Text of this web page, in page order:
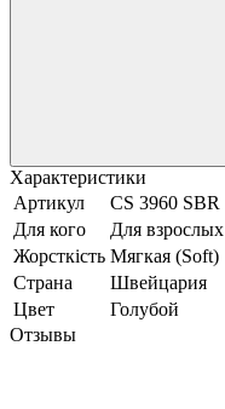
Характеристики
Артикул
CS 3960 SBR
Для кого
Для взрослых
Жорсткість Мягкая (Soft)
Страна
Швейцария
Цвет
Голубой
Отзывы